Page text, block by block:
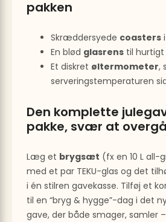
pakken
Skræddersyede coasters
En blød glasrens til hurtigt
Et diskret øltermometer,
serveringstemperaturen
Den komplette
pakke, svær at overgå
Læg et brygsæt (fx en 10 L all-
med et par TEKU-glas og det
i én stilren gavekasse. Tilføj et
til en “bryg & hygge”-dag i det
gave, der både smager, samler